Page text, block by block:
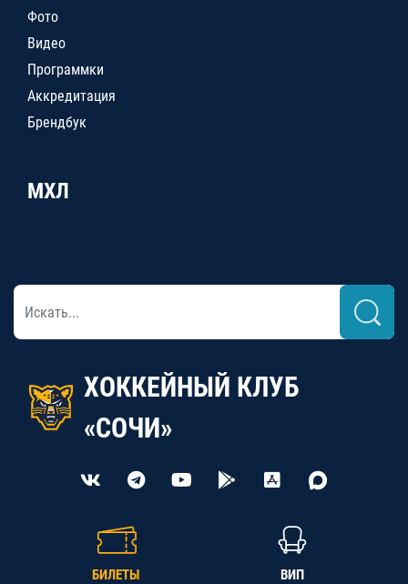
Фото
Видео
Программки
Аккредитация
Брендбук
МХЛ
ХОККЕЙНЫЙ КЛУБ
«СОЧИ»
БИЛЕТЫ ВИП